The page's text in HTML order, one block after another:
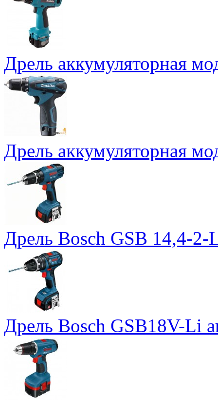
Дрель аккумуляторная
Дрель аккумуляторная
Дрель Bosch GSB 14,4-2-
Дрель Bosch GSB18V-Li